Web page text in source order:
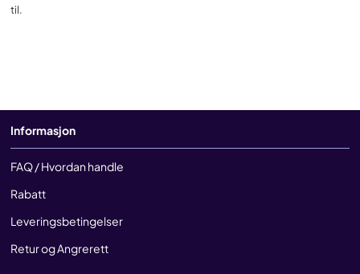
til.
Informasjon
FAQ / Hvordan handle
Rabatt
Leveringsbetingelser
Retur og Angrerett